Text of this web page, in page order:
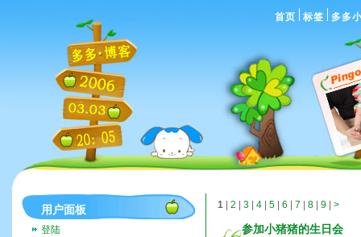
首页 标签 多多
1 |2 |3 |4 |5 |6 |7 |8 |9 |>
参加小猪猪的生日会
用户面板
登陆